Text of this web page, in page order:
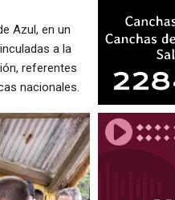
Azul, en un
a la
referentes
nacionales.